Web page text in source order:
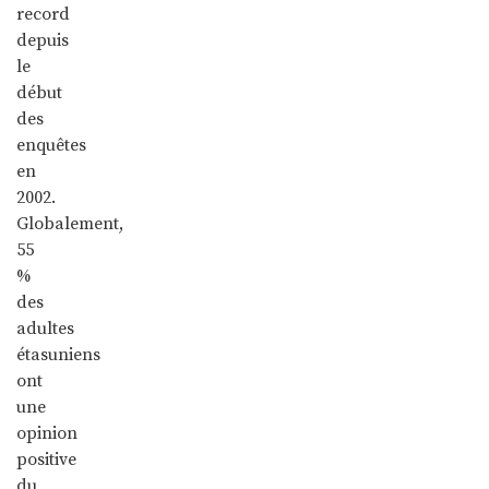
record
depuis
le
début
des
enquêtes
en
2002.
Globalement,
55
%
des
adultes
étasuniens
ont
une
opinion
positive